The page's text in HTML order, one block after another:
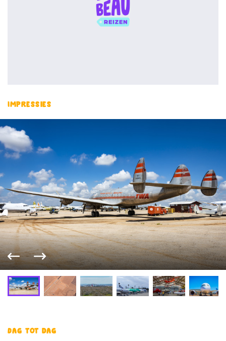
Impressies
Vorige fotoVolgende foto
Dag tot dag